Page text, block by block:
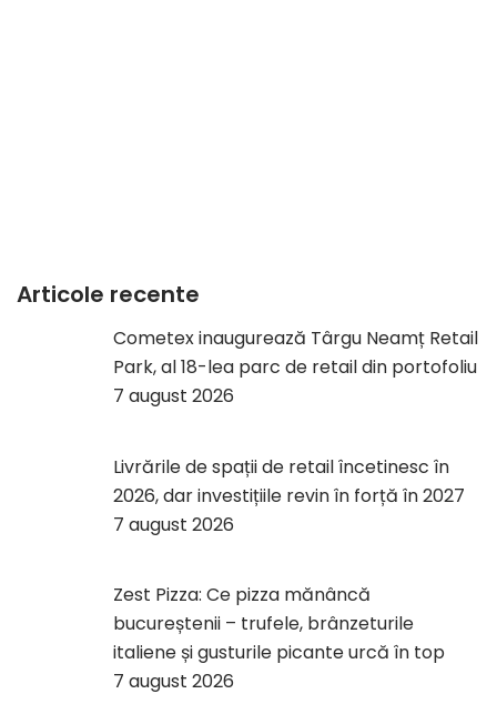
Articole recente
Cometex inaugurează Târgu Neamț Retail
Park, al 18-lea parc de retail din portofoliu
7 august 2026
Livrările de spații de retail încetinesc în
2026, dar investițiile revin în forță în 2027
7 august 2026
Zest Pizza: Ce pizza mănâncă
bucureștenii – trufele, brânzeturile
italiene și gusturile picante urcă în top
7 august 2026